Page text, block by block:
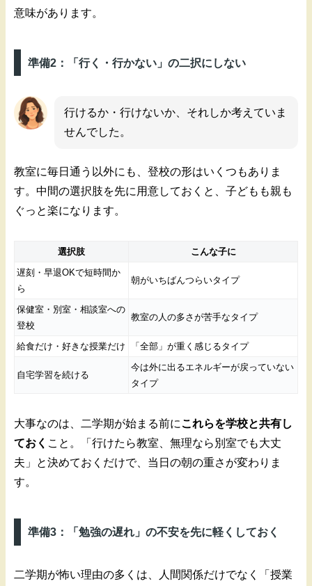
意味があります。
準備2：「行く・行かない」の二択にしない
行けるか・行けないか、それしか考えていま
せんでした。
教室に毎日通う以外にも、登校の形はいくつもありま
す。中間の選択肢を先に用意しておくと、子どもも親も
ぐっと楽になります。
選択肢
こんな子に
遅刻・早退OKで短時間か
ら
朝がいちばんつらいタイプ
保健室・別室・相談室への
登校
教室の人の多さが苦手なタイプ
給食だけ・好きな授業だけ 「全部」が重く感じるタイプ
自宅学習を続ける
今は外に出るエネルギーが戻っていない
タイプ
大事なのは、二学期が始まる前にこれらを学校と共有し
ておく こと。「行けたら教室、無理なら別室でも大丈
夫」と決めておくだけで、当日の朝の重さが変わりま
す。
準備3：「勉強の遅れ」の不安を先に軽くしておく
二学期が怖い理由の多くは、人間関係だけでなく「授業